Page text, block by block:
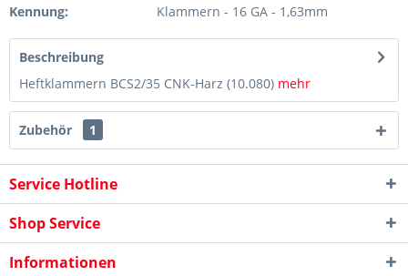
Kennung:
Klammern - 16 GA - 1,63mm
Beschreibung
Heftklammern BCS2/35 CNK-Harz (10.080) mehr
Zubehör 1
Service Hotline
Shop Service
Informationen